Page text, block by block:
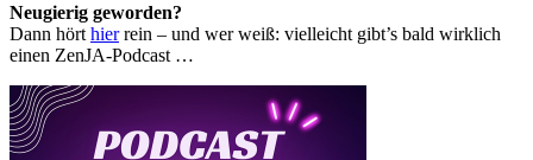
Neugierig geworden?
Dann hört hierrein – und wer weiß: vielleicht gibt’s bald wirklich
einen ZenJA-Podcast …